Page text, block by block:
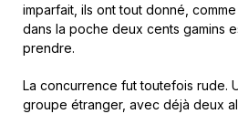
imparfait, ils ont tout donné,
dans la poche deux cents gamins
prendre.
La concurrence fut toutefois rude.
groupe étranger, avec déjà deux